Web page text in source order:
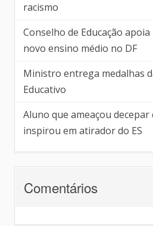
racismo
Conselho de Educação
novo ensino médio no DF
Ministro entrega medalhas
Educativo
Aluno que ameaçou decepar
inspirou em atirador do ES
Comentários